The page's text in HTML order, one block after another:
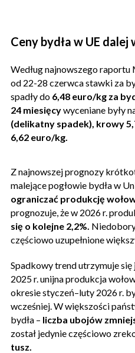
Ceny bydła w UE dalej
Według najnowszego
od 22-28 czerwca stawki za
spadły do 6,48 euro/kg za
24 miesięcywyceniane były
(delikatny spadek), krowy
6,62 euro/kg.
Z najnowszej prognozy
malejące pogłowie bydła w
ograniczać produkcję
prognozuje, że w 2026 r.
się o kolejne 2,2%.
częściowo uzupełnione
Spadkowy trend utrzymuje się
2025 r. unijna produkcja
okresie styczeń–luty 2026 r.
wcześniej. W większości
bydła – liczba ubojów
został jedynie częściowo
tusz.